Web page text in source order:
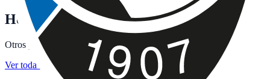
Hoy también juegan
Otros partidos de fútbol de la jornada con canal y horario.
Ver toda la jornada